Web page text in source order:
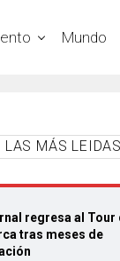
Mundo
LAS MÁS LEIDAS
regresa al Tour
tras meses de